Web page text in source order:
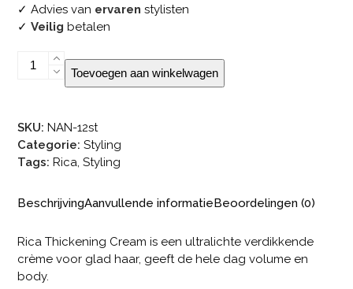
✓ Advies van ervaren stylisten
✓Veilig betalen
Rica
ThickeningToevoegen aan winkelwagen
SKU: NAN-12st
Categorie: Styling
Tags: Rica ,Styling
BeschrijvingAanvullende informatieBeoordelingen (0)
Rica Thickening Cream is een ultralichte verdikkende
crème voor glad haar, geeft de hele dag volume en
body.